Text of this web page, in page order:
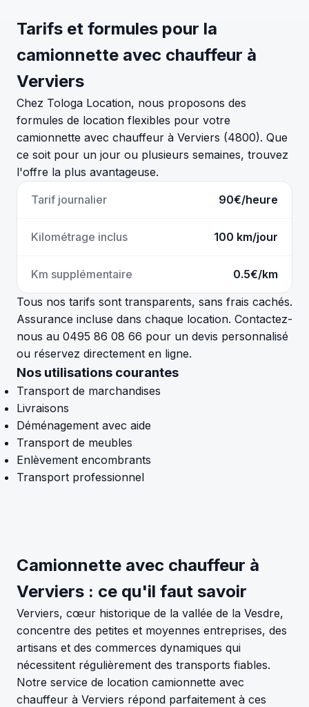
Tarifs et formules pour la
camionnette avec chauffeur à
Verviers
Chez Tologa Location, nous proposons des
formules de location flexibles pour votre
camionnette avec chauffeur à Verviers (4800). Que
ce soit pour un jour ou plusieurs semaines, trouvez
l'offre la plus avantageuse.
Tarif journalier
90€/heure
Kilométrage inclus 100 km/jour
Km supplémentaire
0.5€/km
Tous nos tarifs sont transparents, sans frais cachés.
Assurance incluse dans chaque location. Contactez-
nous au 0495 86 08 66 pour un devis personnalisé
ou réservez directement en ligne.
Nos utilisations courantes
Transport de marchandises
Livraisons
Déménagement avec aide
Transport de meubles
Enlèvement encombrants
Transport professionnel
Camionnette avec chauffeur à
Verviers : ce qu'il faut savoir
Verviers, cœur historique de la vallée de la Vesdre,
concentre des petites et moyennes entreprises, des
artisans et des commerces dynamiques qui
nécessitent régulièrement des transports fiables.
Notre service de location camionnette avec
chauffeur à Verviers répond parfaitement à ces